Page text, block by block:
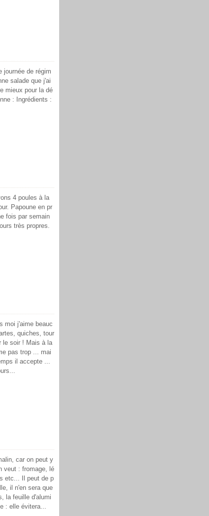
journée de régim
salade que j'ai
mieux pour la dé
: Ingrédients :
4 poules à la
Papoune en pr
fois par semain
très propres.
moi j'aime beauc
quiches, tour
le soir ! Mais à la
pas trop ... mai
il accepte ...
car on peut y
veut : fromage, lé
etc... Il peut de p
il n'en sera que
la feuille d'alumi
: elle évitera...